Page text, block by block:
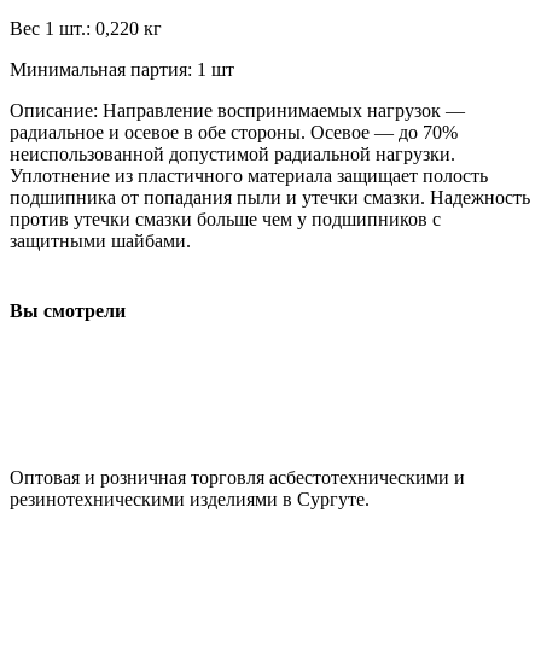
Вес 1 шт.: 0,220 кг
Минимальная партия: 1 шт
Описание: Направление воспринимаемых нагрузок —
радиальное и осевое в обе стороны. Осевое — до 70%
неиспользованной допустимой радиальной нагрузки.
Уплотнение из пластичного материала защищает полость
подшипника от попадания пыли и утечки смазки. Надежность
против утечки смазки больше чем у подшипников с
защитными шайбами.
Вы смотрели
Оптовая и розничная торговля асбестотехническими и
резинотехническими изделиями в Сургуте.